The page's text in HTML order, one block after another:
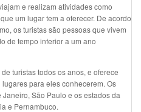
e realizam atividades como
um lugar tem a oferecer. De acordo
os turistas são pessoas que vivem
de tempo inferior a um ano
turistas todos os anos, e oferece
para eles conhecerem. Os
São Paulo e os estados da
e Pernambuco.